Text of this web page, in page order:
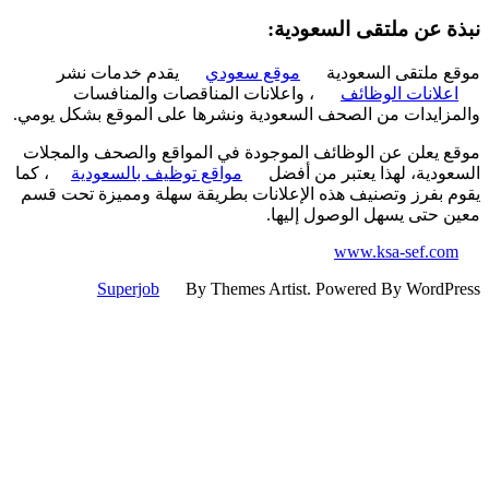
عن ملتقى السعودية:
ملتقى السعودية موقع سعودي
يقدم خدمات نشر
الوظائف
، واعلانات المناقصات والمنافسات
من الصحف السعودية ونشرها على الموقع بشكل يومي.
يعلن عن الوظائف الموجودة في المواقع والصحف والمجلات
لهذا يعتبر من أفضل
مواقع توظيف بالسعودية
، كما
بفرز وتصنيف هذه الإعلانات بطريقة سهلة ومميزة تحت قسم
حتى يسهل الوصول إليها.
www.ksa-
Superjob
By Themes Artist. Powered By